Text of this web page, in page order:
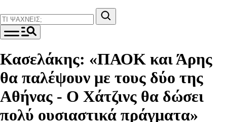
Κασελάκης: «ΠΑΟΚ και Άρης
θα παλέψουν με τους δύο της
Αθήνας - Ο Χάτζινς θα δώσει
πολύ ουσιαστικά πράγματα»